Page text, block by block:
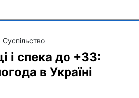
Суспільство
і спека до +33:
в Україні